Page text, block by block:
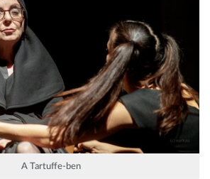
A Tartuffe-ben